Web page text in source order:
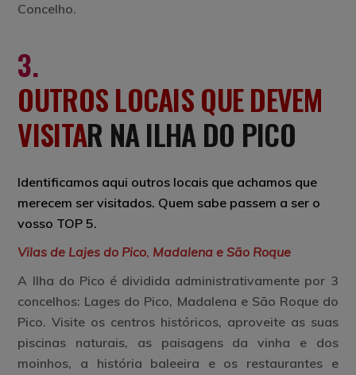
Concelho.
3.
OUTROS LOCAIS QUE DEVEM
VISITAR NA ILHA DO PICO
Identificamos aqui outros locais que achamos que
merecem ser visitados. Quem sabe passem a ser o
vosso TOP 5.
Vilas de Lajes do Pico, Madalena e São Roque
A Ilha do Pico é dividida administrativamente por 3
concelhos: Lages do Pico, Madalena e São Roque do
Pico. Visite os centros históricos, aproveite as suas
piscinas naturais, as paisagens da vinha e dos
moinhos, a história baleeira e os restaurantes e